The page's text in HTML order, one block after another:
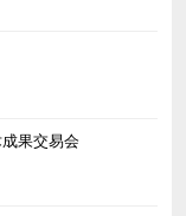
果交易会